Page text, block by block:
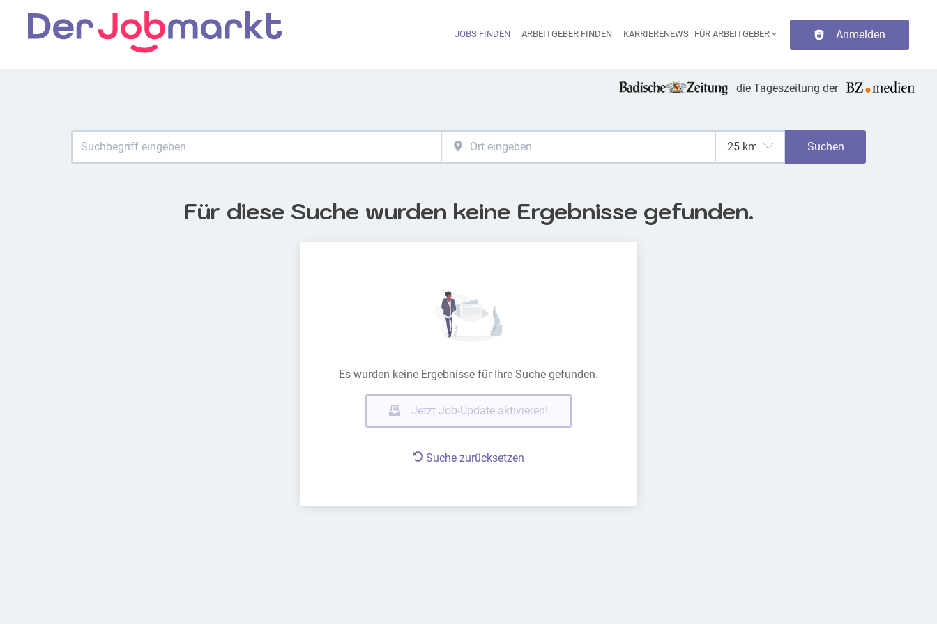
Haupt-Navigation
JOBS FINDEN ARBEITGEBER FINDEN KARRIERENEWS FÜR ARBEITGEBER Anmelden
die Tageszeitung der
Suchen
Für diese Suche wurden keine Ergebnisse gefunden.
Es wurden keine Ergebnisse für Ihre Suche gefunden.
Jetzt Job-Update aktivieren!
Suche zurücksetzen